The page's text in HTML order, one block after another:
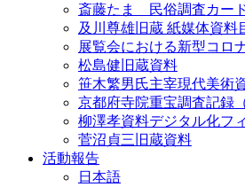
斎藤たま 民俗調査カー
及川尊雄旧蔵 紙媒体資料
展覧会における新型コロ
松島健旧蔵資料
笹木繁男氏主宰現代美術
京都府寺院重宝調査記録
柳澤孝資料デジタル化フ
菅沼貞三旧蔵資料
活動報告
日本語